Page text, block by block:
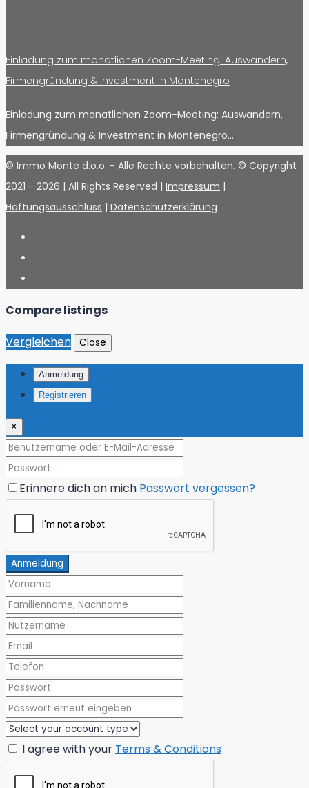
Einladung zum monatlichen Zoom-Meeting: Auswandern,
Firmengründung & Investment in Montenegro
Einladung zum monatlichen Zoom-Meeting: Auswandern,
Firmengründung & Investment in Montenegro…
© Immo Monte d.o.o. - Alle Rechte vorbehalten. © Copyright
2021 - 2026 | All Rights Reserved | Impressum |
Haftungsausschluss | Datenschutzerklärung
Compare listings
Vergleichen
Close
Anmeldung
Registrieren
×
Erinnere dich an mich Passwort vergessen?
Anmeldung
I agree with your Terms & Conditions